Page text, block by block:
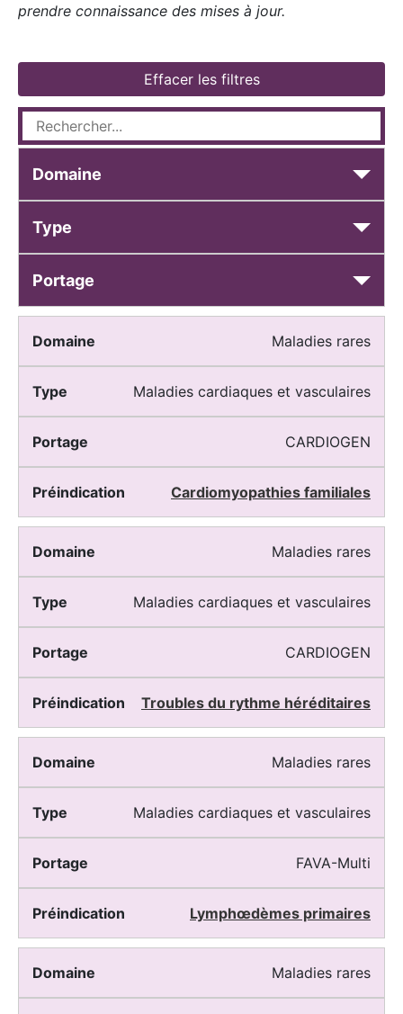
prendre connaissance des mises à jour.
Effacer les filtres
Domaine
Type
Portage
Maladies rares
Maladies cardiaques et vasculaires
CARDIOGEN
Cardiomyopathies familiales
Maladies rares
Maladies cardiaques et vasculaires
CARDIOGEN
Troubles du rythme héréditaires
Maladies rares
Maladies cardiaques et vasculaires
FAVA-Multi
Lymphœdèmes primaires
Maladies rares